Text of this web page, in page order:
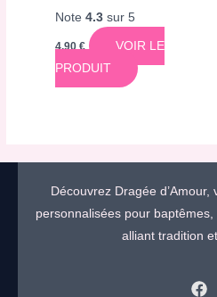
Note4.3 sur 5
4,90€
VOIR LE
PRODUIT
Découvrez Dragée
personnalisées pour
alliant tradition